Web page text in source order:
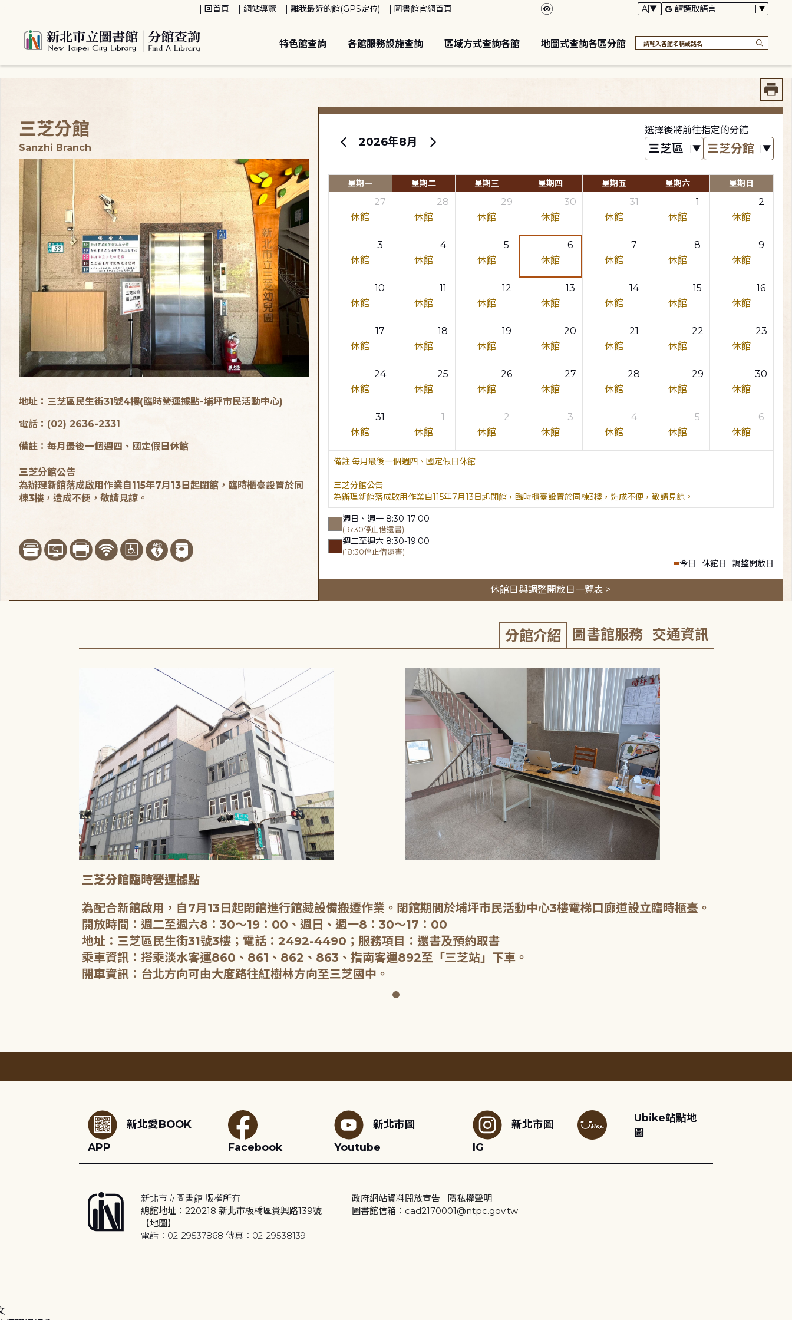
回首頁 網站導覽 離我最近的館(GPS定位) 圖書館官網首頁
特色館查詢 各館服務設施查詢 區域方式查詢各館 地圖式查詢各區分館
2026年8月
選擇後將前往指定的分館
星期一 星期二 星期三 星期四 星期五 星期六 星期日
27
休館
28
休館
29
休館
30
休館
31
休館
1
休館
2
休館
3
休館
4
休館
5
休館
6
休館
7
休館
8
休館
9
休館
10
休館
11
休館
12
休館
13
休館
14
休館
15
休館
16
休館
17
休館
18
休館
19
休館
20
休館
21
休館
22
休館
23
休館
24
休館
25
休館
26
休館
27
休館
28
休館
29
休館
30
休館
31
休館
1
休館
2
休館
3
休館
4
休館
5
休館
6
休館
每月最後一個週四、國定假日休館
三芝分館公告
為辦理新館落成啟用作業自115年7月13日起閉館，臨時櫃臺設置於同棟3樓，造成不便，敬請見諒。
週日、週一 8:30-17:00
(16:30停止借還書)
週二至週六 8:30-19:00
(18:30停止借還書)
今日 休館日 調整開放日
休館日與調整開放日一覽表 >
三芝分館
Sanzhi Branch
地址：三芝區民生街31號4樓(臨時營運據點-埔坪市民活動中心)
電話：(02) 2636-2331
備註：每月最後一個週四、國定假日休館
三芝分館公告
為辦理新館落成啟用作業自115年7月13日起閉館，臨時櫃臺設置於同
棟3樓，造成不便，敬請見諒。
分館介紹 圖書館服務 交通資訊
三芝分館臨時營運據點
為配合新館啟用，自7月13日起閉館進行館藏設備搬遷作業。閉館期間於埔坪市民活動中心3樓電梯口廊道設立臨時櫃臺。
開放時間：週二至週六8：30～19：00、週日、週一8：30～17：00
地址：三芝區民生街31號3樓；電話：2492-4490；服務項目：還書及預約取書
乘車資訊：搭乘淡水客運860、861、862、863、指南客運892至「三芝站」下車。
開車資訊：台北方向可由大度路往紅樹林方向至三芝國中。
新北愛BOOK
APP
Facebook
新北市圖
Youtube
新北市圖
IG
Ubike站點地
圖
新北市立圖書館 版權所有
總館地址：220218 新北市板橋區貴興路139號
【地圖】
電話：02-29537868 傳真：02-29538139
政府網站資料開放宣告 | 隱私權聲明
圖書館信箱：cad2170001@ntpc.gov.tw